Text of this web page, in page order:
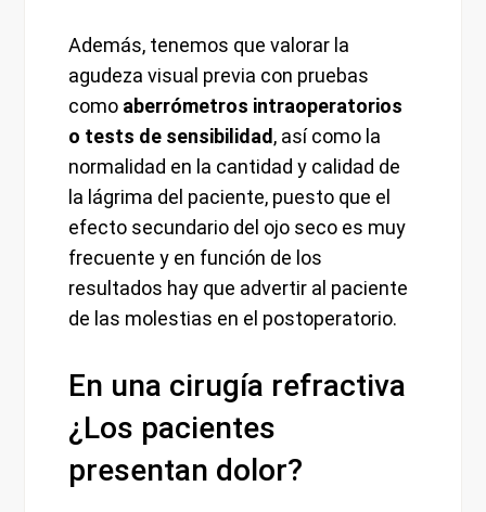
Además, tenemos que valorar la
agudeza visual previa con pruebas
como aberrómetros intraoperatorios
o tests de sensibilidad, así como la
normalidad en la cantidad y calidad de
la lágrima del paciente, puesto que el
efecto secundario del ojo seco es muy
frecuente y en función de los
resultados hay que advertir al paciente
de las molestias en el postoperatorio.
En una cirugía refractiva
¿Los pacientes
presentan dolor?